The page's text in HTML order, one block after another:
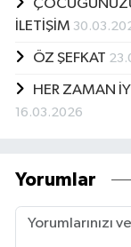
İLETİŞİM
ÖZ ŞEFKAT
HER ZAMAN
16.03.2026
Yorumlar